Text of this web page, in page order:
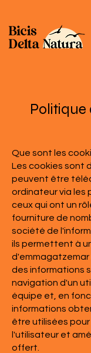
Politique
Que sont les
Les cookies sont
peuvent être
ordinateur via les
ceux qui ont un
fourniture de
société de
ils permettent à
des informations
navigation d'un
équipe et, en
informations
être utilisées
l'utilisateur et
offert.